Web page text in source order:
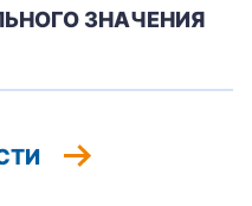
ЗНАЧЕНИЯ